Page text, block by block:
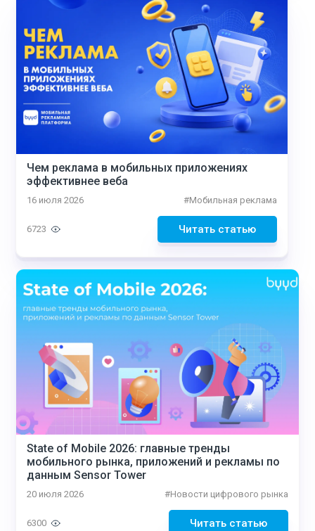
Чем реклама в мобильных приложениях
эффективнее веба
16 июля 2026 #Мобильная реклама
Читать статью
6723
State of Mobile 2026: главные тренды
мобильного рынка, приложений и рекламы по
данным Sensor Tower
20 июля 2026 #Новости цифрового рынка
Читать статью
6300